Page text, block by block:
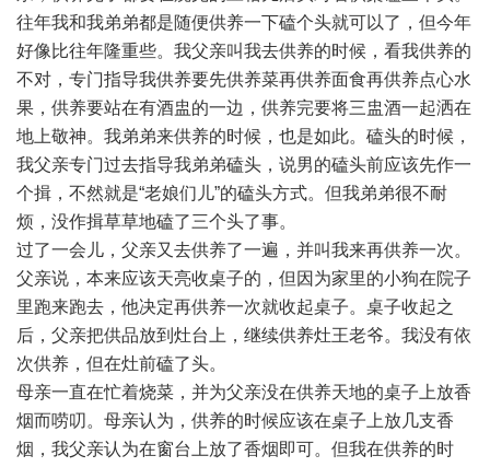
往年我和我弟弟都是随便供养一下磕个头就可以了，但今年
好像比往年隆重些。我父亲叫我去供养的时候，看我供养的
不对，专门指导我供养要先供养菜再供养面食再供养点心水
果，供养要站在有酒盅的一边，供养完要将三盅酒一起洒在
地上敬神。我弟弟来供养的时候，也是如此。磕头的时候，
我父亲专门过去指导我弟弟磕头，说男的磕头前应该先作一
个揖，不然就是“老娘们儿”的磕头方式。但我弟弟很不耐
烦，没作揖草草地磕了三个头了事。
过了一会儿，父亲又去供养了一遍，并叫我来再供养一次。
父亲说，本来应该天亮收桌子的，但因为家里的小狗在院子
里跑来跑去，他决定再供养一次就收起桌子。桌子收起之
后，父亲把供品放到灶台上，继续供养灶王老爷。我没有依
次供养，但在灶前磕了头。
母亲一直在忙着烧菜，并为父亲没在供养天地的桌子上放香
烟而唠叨。母亲认为，供养的时候应该在桌子上放几支香
烟，我父亲认为在窗台上放了香烟即可。但我在供养的时